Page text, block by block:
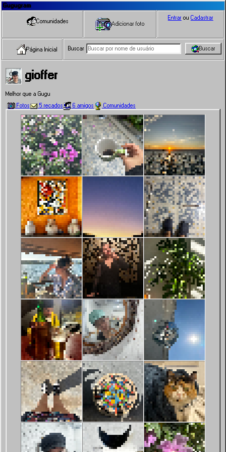
Gugugram
Página Inicial
Comunidades Adicionar foto
Buscar Buscar
Entrar ou Cadastrar
gioffer
Melhor que a Gugu
Fotos 5 recados 6 amigos Comunidades